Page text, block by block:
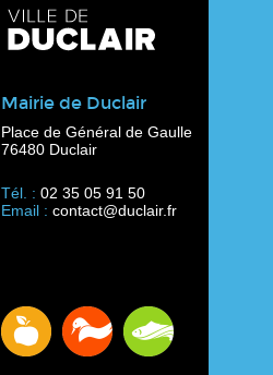
Mairie de Duclair
Place de Général de Gaulle
76480 Duclair
Tél. : 02 35 05 91 50
Email : contact@duclair.fr